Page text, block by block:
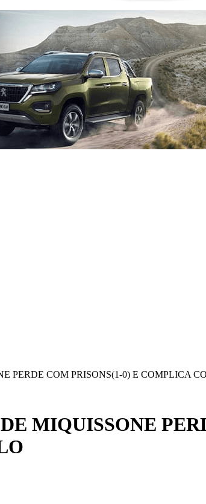
PERDE COM PRISONS(1-0) E COMPLICA
MIQUISSONE